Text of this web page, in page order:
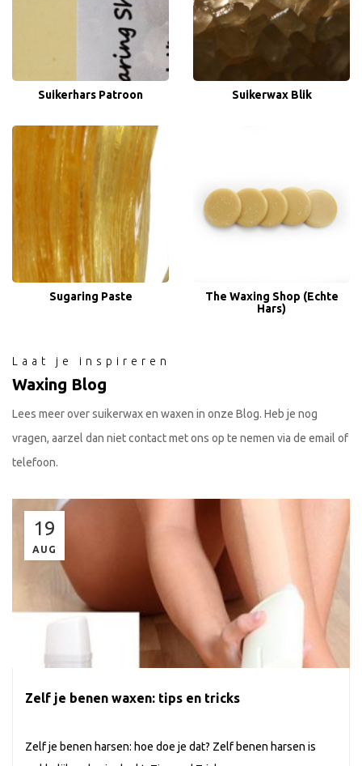
Suikerhars Patroon Suikerwax Blik
Sugaring Paste
The Waxing Shop (Echte
Hars)
Laat je inspireren
Waxing Blog
Lees meer over suikerwax en waxen in onze Blog. Heb je nog
vragen, aarzel dan niet contact met ons op te nemen via de email of
telefoon.
19
AUG
Zelf je benen waxen: tips en tricks
Zelf je benen harsen: hoe doe je dat? Zelf benen harsen is